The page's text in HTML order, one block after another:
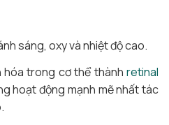
sáng, oxy và nhiệt độ cao.
hóa trong cơ thể thành retinal
hoạt động mạnh mẽ nhất tác